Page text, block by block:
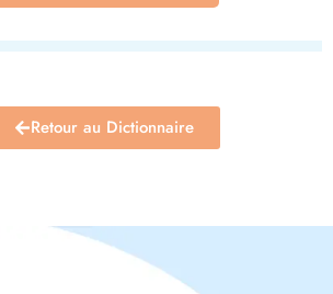
Retour au Dictionnaire